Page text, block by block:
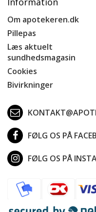
Om apotekeren.dk
Pillepas
Læs aktuelt
sundhedsmagasin
Cookies
Bivirkninger
FØLG OS PÅ
FØLG OS PÅ